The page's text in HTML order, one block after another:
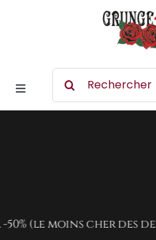
Toggle
Navigation
Vêtement
Search
moins cher des deux) ! -